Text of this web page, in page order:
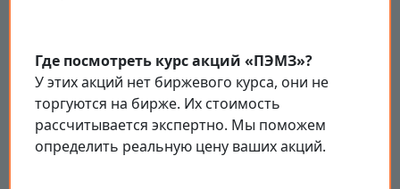
Где посмотреть курс акций «ПЭМЗ»?
У этих акций нет биржевого курса, они не
торгуются на бирже. Их стоимость
рассчитывается экспертно. Мы поможем
определить реальную цену ваших акций.